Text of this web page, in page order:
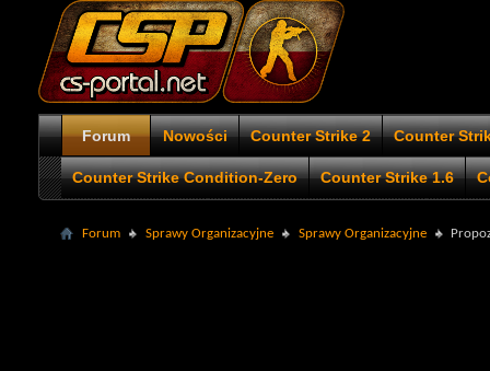
Forum Nowości Counter Strike 2 Counter
Counter Strike Condition-Zero Counter Strike 1.6
Forum Sprawy Organizacyjne Sprawy Organizacyjne